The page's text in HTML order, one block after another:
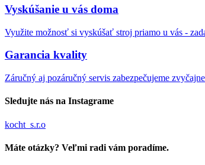
Vyskúšanie u vás doma
Využite možnosť si vyskúšať stroj priamo u vás -
Garancia kvality
Záručný aj pozáručný servis zabezpečujeme
Sledujte nás na Instagrame
kocht_s.r.o
Máte otázky? Veľmi radi vám poradíme.